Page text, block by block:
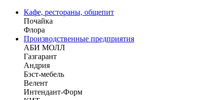
Кафе, рестораны, общепит
Почайка
Флора
Производственные предприятия
АБИ МОЛЛ
Газгарант
Андрия
Бэст-мебель
Велент
Интендант-Форм